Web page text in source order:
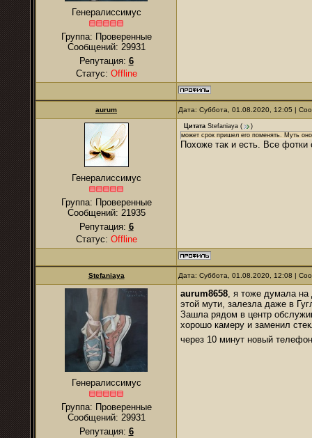
Генералиссимус
Группа: Проверенные
Сообщений: 29931
Репутация: 6
Статус: Offline
аurum Дата: Суббота, 01.08.2020, 12:05 |
Генералиссимус
Группа: Проверенные
Сообщений: 21935
Репутация: 6
Статус: Offline
Цитата Stefaniaya (
)
может срок пришел его поменять. Муть
Похоже так и есть. Все
Stefaniaya Дата: Суббота, 01.08.2020, 12:08 |
Генералиссимус
Группа: Проверенные
Сообщений: 29931
Репутация: 6
aurum8658, я тоже думала на
этой мути, залезла даже в
Зашла рядом в центр
хорошо камеру и заменил
через 10 минут новый